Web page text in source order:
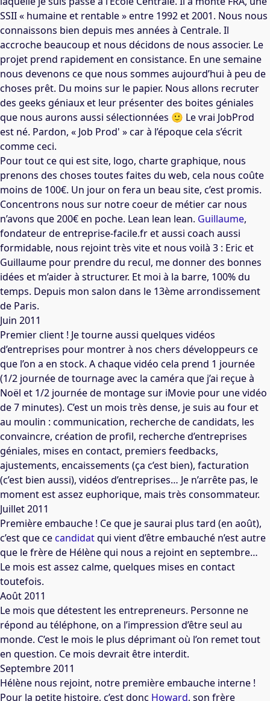
SSII « humaine et rentable » entre 1992 et 2001. Nous nous
connaissons bien depuis mes années à Centrale. Il
accroche beaucoup et nous décidons de nous associer. Le
projet prend rapidement en consistance. En une semaine
nous devenons ce que nous sommes aujourd’hui à peu de
choses prêt. Du moins sur le papier. Nous allons recruter
des geeks géniaux et leur présenter des boites géniales
que nous aurons aussi sélectionnées 🙂 Le vrai JobProd
est né. Pardon, « Job Prod' » car à l’époque cela s’écrit
comme ceci.
Pour tout ce qui est site, logo, charte graphique, nous
prenons des choses toutes faites du web, cela nous coûte
moins de 100€. Un jour on fera un beau site, c’est promis.
Concentrons nous sur notre coeur de métier car nous
n’avons que 200€ en poche. Lean lean lean. Guillaume,
fondateur de entreprise-facile.fr et aussi coach aussi
formidable, nous rejoint très vite et nous voilà 3 : Eric et
Guillaume pour prendre du recul, me donner des bonnes
idées et m’aider à structurer. Et moi à la barre, 100% du
temps. Depuis mon salon dans le 13ème arrondissement
de Paris.
Juin 2011
Premier client ! Je tourne aussi quelques vidéos
d’entreprises pour montrer à nos chers développeurs ce
que l’on a en stock. A chaque vidéo cela prend 1 journée
(1/2 journée de tournage avec la caméra que j’ai reçue à
Noël et 1/2 journée de montage sur iMovie pour une vidéo
de 7 minutes). C’est un mois très dense, je suis au four et
au moulin : communication, recherche de candidats, les
convaincre, création de profil, recherche d’entreprises
géniales, mises en contact, premiers feedbacks,
ajustements, encaissements (ça c’est bien), facturation
(c’est bien aussi), vidéos d’entreprises… Je n’arrête pas, le
moment est assez euphorique, mais très consommateur.
Juillet 2011
Première embauche ! Ce que je saurai plus tard (en août),
c’est que cecandidatqui vient d’être embauché n’est autre
que le frère de Hélène qui nous a rejoint en septembre…
Le mois est assez calme, quelques mises en contact
toutefois.
Août 2011
Le mois que détestent les entrepreneurs. Personne ne
répond au téléphone, on a l’impression d’être seul au
monde. C’est le mois le plus déprimant où l’on remet tout
en question. Ce mois devrait être interdit.
Septembre 2011
Hélène nous rejoint, notre première embauche interne !
Pour la petite histoire, c’est donc Howard, son frère